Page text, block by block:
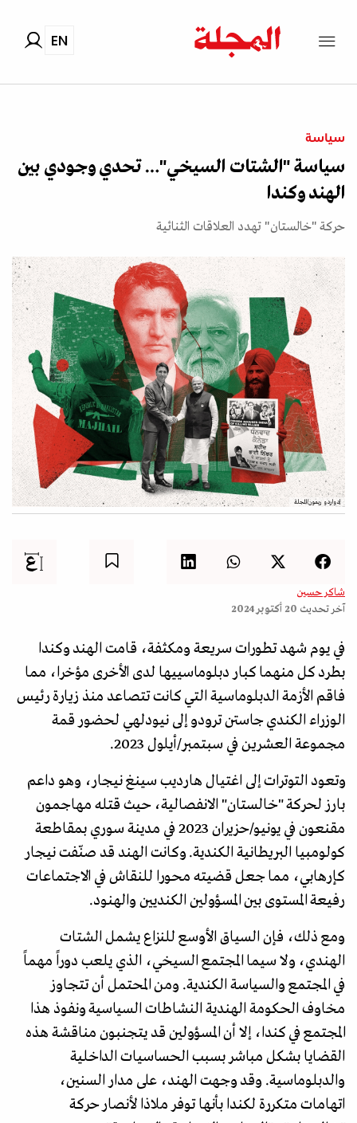
EN
سياسة
سياسة "الشتات السيخي"… تحدي وجودي بين
الهند وكندا
حركة "خالستان" تهدد العلاقات الثنائية
إدواردو ريمون/المجلة
شاكر حسين
آخر تحديث 20 أكتوبر 2024
في يوم شهد تطورات سريعة ومكثفة، قامت الهند وكندا
بطرد كل منهما كبار دبلوماسييها لدى الأخرى مؤخرا، مما
فاقم الأزمة الدبلوماسية التي كانت تتصاعد منذ زيارة رئيس
الوزراء الكندي جاستن ترودو إلى نيودلهي لحضور قمة
مجموعة العشرين في سبتمبر/أيلول 2023.
وتعود التوترات إلى اغتيال هارديب سينغ نيجار، وهو داعم
بارز لحركة "خالستان" الانفصالية، حيث قتله مهاجمون
مقنعون في يونيو/حزيران 2023 في مدينة سوري بمقاطعة
كولومبيا البريطانية الكندية. وكانت الهند قد صنّفت نيجار
كإرهابي، مما جعل قضيته محورا للنقاش في الاجتماعات
رفيعة المستوى بين المسؤولين الكنديين والهنود.
ومع ذلك، فإن السياق الأوسع للنزاع يشمل الشتات
الهندي، ولا سيما المجتمع السيخي، الذي يلعب دوراً مهماً
في المجتمع والسياسة الكندية. ومن المحتمل أن تتجاوز
مخاوف الحكومة الهندية النشاطات السياسية ونفوذ هذا
المجتمع في كندا، إلا أن المسؤولين قد يتجنبون مناقشة هذه
القضايا بشكل مباشر بسبب الحساسيات الداخلية
والدبلوماسية. وقد وجهت الهند، على مدار السنين،
اتهامات متكررة لكندا بأنها توفر ملاذا لأنصار حركة